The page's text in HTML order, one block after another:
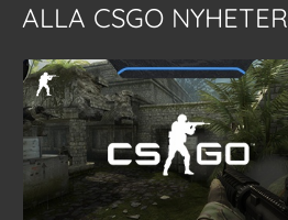
ALLA CSGO NYHETER